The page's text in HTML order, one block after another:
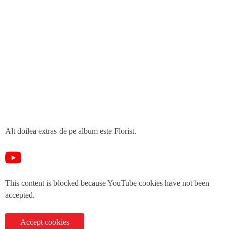
Alt doilea extras de pe album este Florist.
This content is blocked because YouTube cookies have not been
accepted.
Accept cookies